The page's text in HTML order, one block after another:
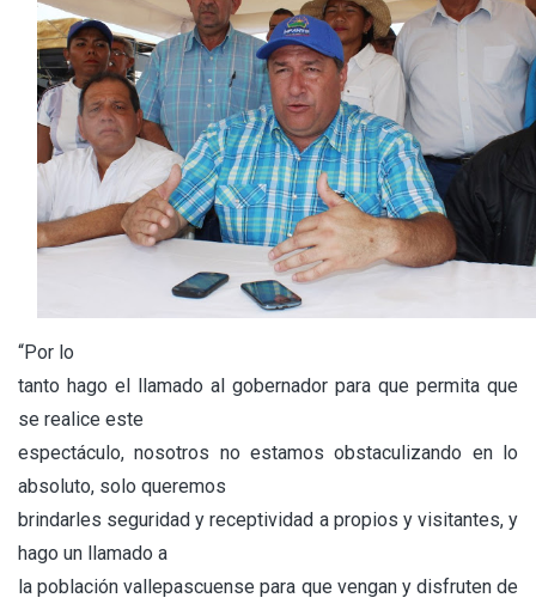
“Por lo
tanto hago el llamado al gobernador para que permita que
se realice este
espectáculo, nosotros no estamos obstaculizando en lo
absoluto, solo queremos
brindarles seguridad y receptividad a propios y visitantes, y
hago un llamado a
la población vallepascuense para que vengan y disfruten de